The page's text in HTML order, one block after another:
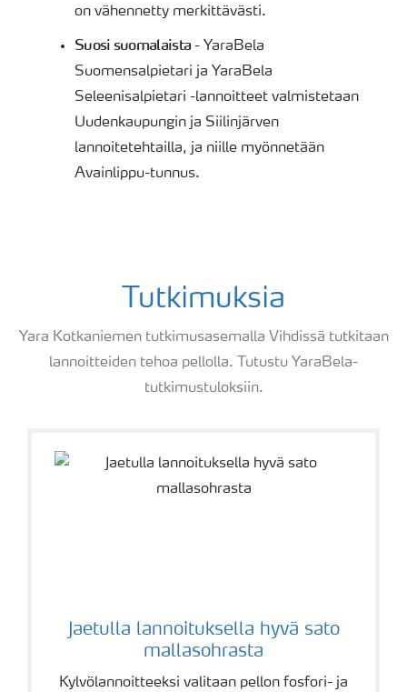
on vähennetty merkittävästi.
Suosi suomalaista- YaraBela
Suomensalpietari ja YaraBela
Seleenisalpietari -lannoitteet valmistetaan
Uudenkaupungin ja Siilinjärven
lannoitetehtailla, ja niille myönnetään
Avainlippu-tunnus.
Tutkimuksia
Yara Kotkaniemen tutkimusasemalla Vihdissä tutkitaan
lannoitteiden tehoa pellolla. Tutustu YaraBela-
tutkimustuloksiin.
Jaetulla lannoituksella hyvä sato
mallasohrasta
Kylvölannoitteeksi valitaan pellon fosfori- ja